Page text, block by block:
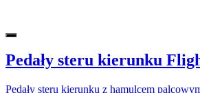
Pedały steru kierunku
Pedały steru kierunku z hamulcem